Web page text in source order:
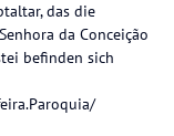
das die
da Conceição
befinden sich